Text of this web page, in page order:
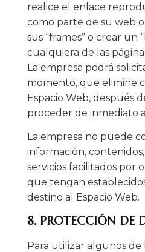
realice el enlace
como parte de su web
sus “frames” o crear un
cualquiera de las
La empresa podrá
momento, que elimine
Espacio Web, después
proceder de inmediato
La empresa no puede
información,
servicios facilitados por
que tengan
destino al Espacio Web.
8. PROTECCIÓN DE
Para utilizar algunos de